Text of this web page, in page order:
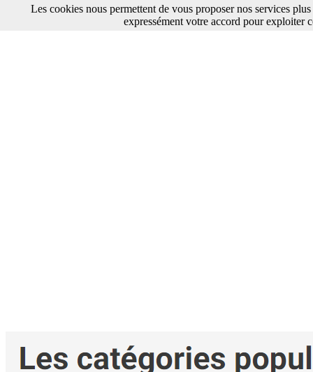
Les cookies nous permettent de vous proposer nos services
expressément votre accord pour exploiter